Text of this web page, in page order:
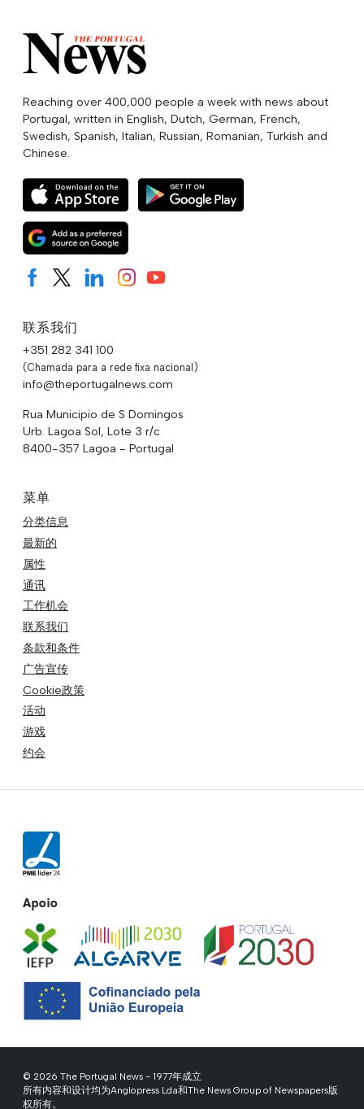
Reaching over 400,000 people a week with news about
Portugal, written in English, Dutch, German, French,
Swedish, Spanish, Italian, Russian, Romanian, Turkish and
Chinese.
联系我们
+351 282 341 100
(Chamada para a rede fixa nacional)
info@theportugalnews.com
Rua Municipio de S Domingos
Urb. Lagoa Sol, Lote 3 r/c
8400-357 Lagoa - Portugal
菜单
分类信息
最新的
属性
通讯
工作机会
联系我们
条款和条件
广告宣传
Cookie政策
活动
游戏
约会
Apoio
© 2026 The Portugal News - 1977年成立
所有内容和设计均为Anglopress Lda和The News Group of Newspapers版
权所有。